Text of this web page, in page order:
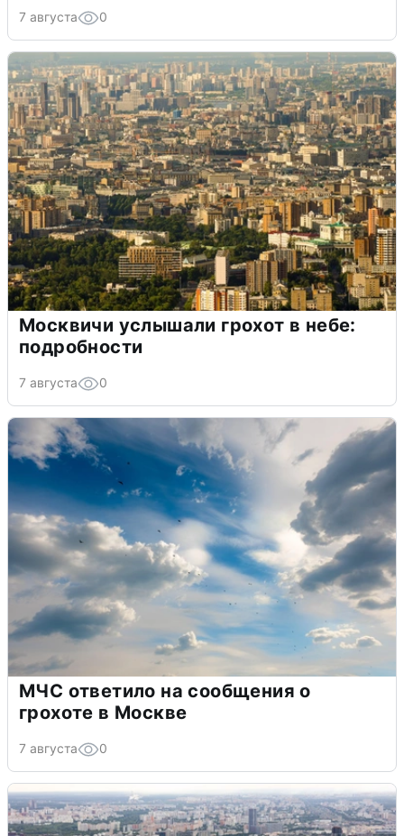
7 августа 0
Москвичи услышали грохот в небе:
подробности
7 августа 0
МЧС ответило на сообщения о
грохоте в Москве
7 августа 0